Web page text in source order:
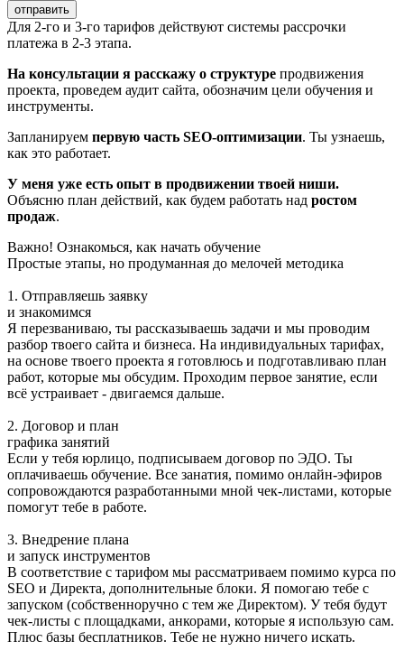
отправить
Для 2-го и 3-го тарифов действуют системы рассрочки
платежа в 2-3 этапа.
На консультации я расскажу о структуре продвижения
проекта, проведем аудит сайта, обозначим цели обучения и
инструменты.
Запланируем первую часть SEO-оптимизации. Ты узнаешь,
как это работает.
У меня уже есть опыт в продвижении твоей ниши.
Объясню план действий, как будем работать над ростом
продаж.
Важно! Ознакомься, как начать обучение
Простые этапы, но продуманная до мелочей методика
1. Отправляешь заявку
и знакомимся
Я перезваниваю, ты рассказываешь задачи и мы проводим
разбор твоего сайта и бизнеса. На индивидуальных тарифах,
на основе твоего проекта я готовлюсь и подготавливаю план
работ, которые мы обсудим. Проходим первое занятие, если
всё устраивает - двигаемся дальше.
2. Договор и план
графика занятий
Если у тебя юрлицо, подписываем договор по ЭДО. Ты
оплачиваешь обучение. Все занатия, помимо онлайн-эфиров
сопровождаются разработанными мной чек-листами, которые
помогут тебе в работе.
3. Внедрение плана
и запуск инструментов
В соответствие с тарифом мы рассматриваем помимо курса по
SEO и Директа, дополнительные блоки. Я помогаю тебе с
запуском (собственноручно с тем же Директом). У тебя будут
чек-листы с площадками, анкорами, которые я использую сам.
Плюс базы бесплатников. Тебе не нужно ничего искать.